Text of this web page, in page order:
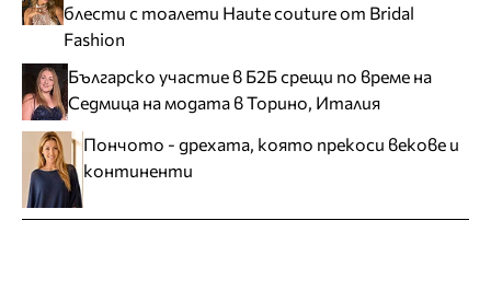
блести с тоалети Haute couture от Bridal
Fashion
Българско участие в Б2Б срещи по време на
Седмица на модата в Торино, Италия
Пончото - дрехата, която прекоси векове и
континенти